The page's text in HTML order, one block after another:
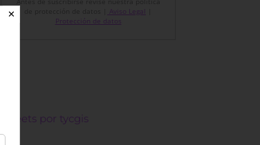
Aviso Legal
Protección de datos
Tweets por tycgis
✕